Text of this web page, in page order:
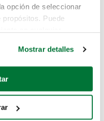
opción de seleccionar
Puede
su ubicación geográfica
activamente
Mostrar detalles
que estás
enlaces: